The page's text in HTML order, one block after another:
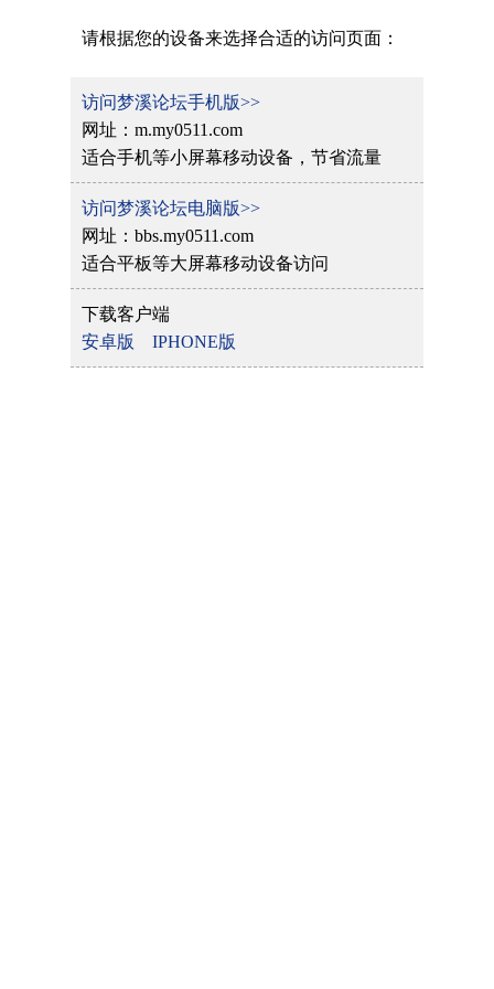
请根据您的设备来选择合适的访问页面：
访问梦溪论坛手机版>>
网址：m.my0511.com
适合手机等小屏幕移动设备，节省流量
访问梦溪论坛电脑版>>
网址：bbs.my0511.com
适合平板等大屏幕移动设备访问
下载客户端
安卓版
IPHONE版